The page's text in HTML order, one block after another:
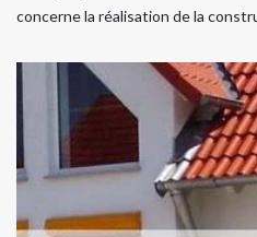
concerne la réalisation de la